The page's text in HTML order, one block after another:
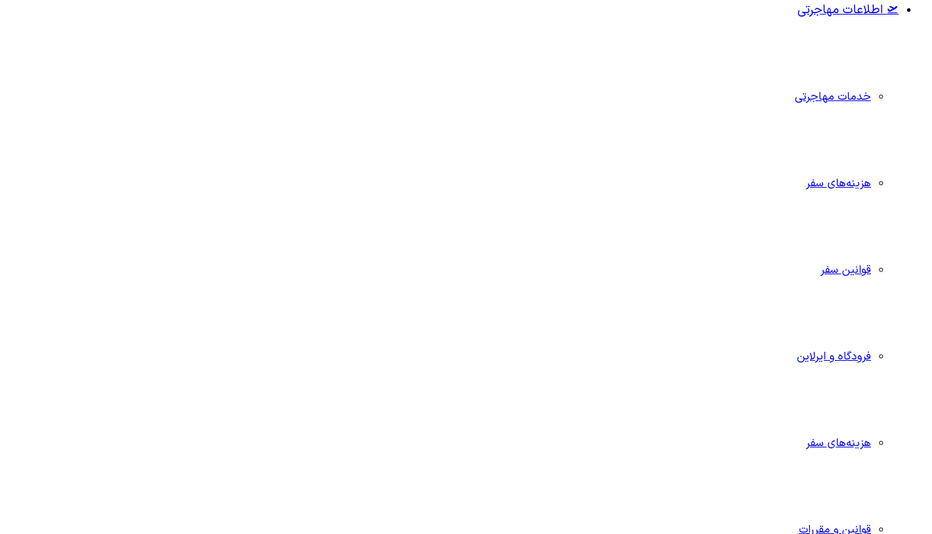
🛫 اطلاعات مهاجرتی
خدمات مهاجرتی
هزینه‌های سفر
قوانین سفر
فرودگاه و ایرلاین
هزینه‌های سفر
قوانین و مقررات